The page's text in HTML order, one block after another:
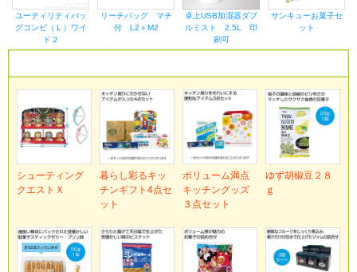
ユーティリティバッ
グコンビ（Ｌ）ワイ
ド２
リーチバッグ マチ
付 L2＋M2
卓上USB加湿器ダブ
ルミスト 2.5L 印
刷可
サンキューお菓子セ
ット
シューティング
クエストＸ
暮らし彩るキッ
チンギフト4点セ
ット
ボリューム満点
キッチングッズ
３点セット
ゆず胡椒豆２８
ｇ